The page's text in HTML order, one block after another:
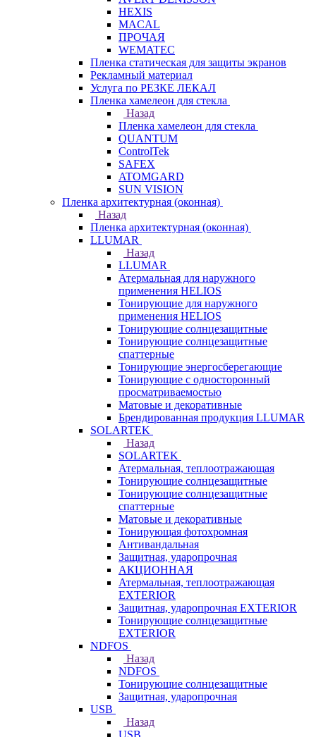
HEXIS
MACAL
ПРОЧАЯ
WEMATEC
Пленка статическая для защиты экранов
Рекламный материал
Услуга по РЕЗКЕ ЛЕКАЛ
Пленка хамелеон для стекла
Назад
Пленка хамелеон для стекла
QUANTUM
ControlTek
SAFEX
ATOMGARD
SUN VISION
Пленка архитектурная (оконная)
Назад
Пленка архитектурная (оконная)
LLUMAR
Назад
LLUMAR
Атермальная для наружного
применения HELIOS
Тонирующие для наружного
применения HELIOS
Тонирующие солнцезащитные
Тонирующие солнцезащитные
спаттерные
Тонирующие энергосберегающие
Тонирующие с односторонный
просматриваемостью
Матовые и декоративные
Брендированная продукция LLUMAR
SOLARTEK
Назад
SOLARTEK
Атермальная, теплоотражающая
Тонирующие солнцезащитные
Тонирующие солнцезащитные
спаттерные
Матовые и декоративные
Тонирующая фотохромная
Антивандальная
Защитная, ударопрочная
АКЦИОННАЯ
Атермальная, теплоотражающая
EXTERIOR
Защитная, ударопрочная EXTERIOR
Тонирующие солнцезащитные
EXTERIOR
NDFOS
Назад
NDFOS
Тонирующие солнцезащитные
Защитная, ударопрочная
USB
Назад
USB